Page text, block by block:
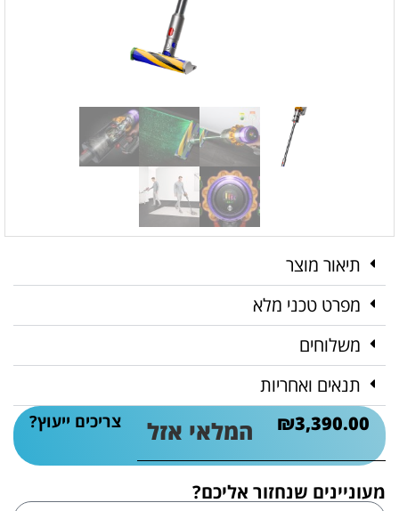
תיאור מוצר
מפרט טכני מלא
משלוחים
תנאים ואחריות
₪3,390.00 המלאי אזל צריכים ייעוץ?
מעוניינים שנחזור אליכם?